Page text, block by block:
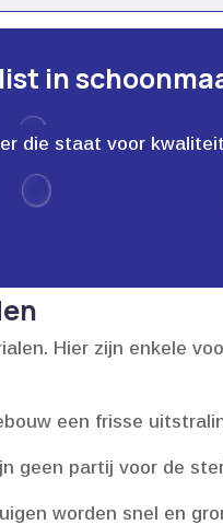
in
die staat voor
Hier zijn enkele
een frisse
geen partij voor de
worden snel en